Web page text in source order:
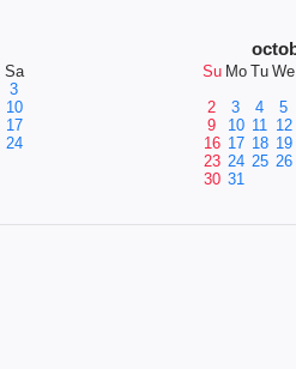
Sa
3
10
17
24
Su Mo Tu We
2
3 4 5
9
10 11 12
16 17 18 19
23 24 25 26
30 31